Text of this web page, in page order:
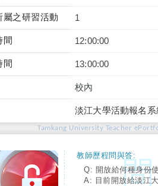
屬之研習活動 1
間 12:00:00
間 13:00:00
校內
淡江大學活動報名
Tamkang University Teacher
教師歷程問與答:
Q: 開放給何種身份
A: 目前開放給淡江